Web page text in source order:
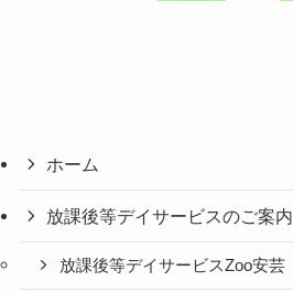
ホーム
放課後等デイサービスのご案内
放課後等デイサービスZoo安芸